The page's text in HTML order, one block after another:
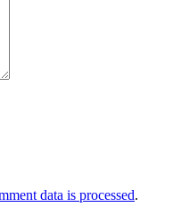
data is processed.